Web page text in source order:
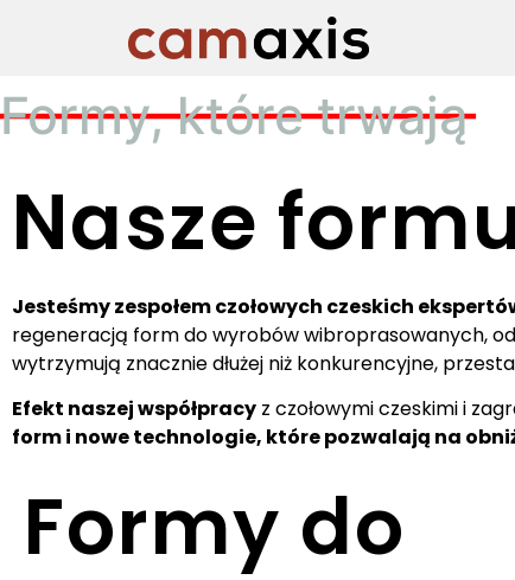
Formy, które trwają
Nasze
Jesteśmy zespołem czołowych czeskich
regeneracją form do wyrobów wibroprasowanych,
wytrzymują znacznie dłużej niż konkurencyjne,
Efekt naszej współpracy z czołowymi czeskimi i
form i nowe technologie, które pozwalają na
Formy do